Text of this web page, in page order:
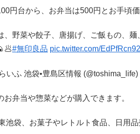
円台から、お弁当は500円とお手頃価
、野菜や餃子、唐揚げ、ご飯もの、
#無印良品 pic.twitter.com/
いふ 池袋•豊島区情報 (@toshima_life)
お弁当や惣菜などが購入できます。
池袋、お菓子やレトルト食品、日用品